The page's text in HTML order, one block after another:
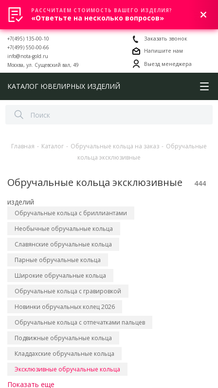
0
+7(495) 135-00-10
+7(499) 550-00-66
info@nota-gold.ru
Москва, ул. Сущевский вал, 49
Заказать звонок
Напишите нам
Выезд менеджера
КАТАЛОГ ЮВЕЛИРНЫХ ИЗДЕЛИЙ
Главная - Каталог - Обручальные кольца на заказ - Обручальные
кольца эксклюзивные
Обручальные кольца эксклюзивные
444
изделий
Обручальные кольца с бриллиантами
Необычные обручальные кольца
Славянские обручальные кольца
Парные обручальные кольца
Широкие обручальные кольца
Обручальные кольца с гравировкой
Новинки обручальных колец 2026
Обручальные кольца с отпечатками пальцев
Подвижные обручальные кольца
Кладдахские обручальные кольца
Эксклюзивные обручальные кольца
Показать еще
РАССЧИТАЕМ СТОИМОСТЬ ВАШЕГО ИЗДЕЛИЯ?
«Ответьте на несколько вопросов»